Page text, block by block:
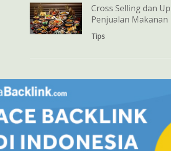
Cross Selling dan
Penjualan Makanan
Tips